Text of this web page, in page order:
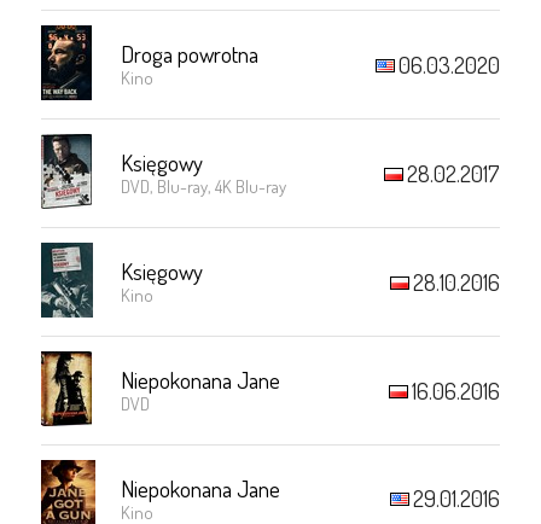
Droga powrotna
Kino 06.03.2020
Księgowy
DVD, Blu-ray, 4K Blu-ray 28.02.2017
Księgowy
Kino 28.10.2016
Niepokonana Jane
DVD 16.06.2016
Niepokonana Jane
Kino 29.01.2016